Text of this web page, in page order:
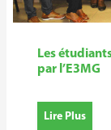
Les
par l’E3MG
Lire Plus